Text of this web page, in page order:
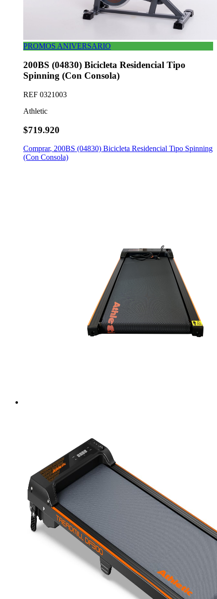
PROMOS ANIVERSARIO
200BS (04830) Bicicleta Residencial Tipo
Spinning (Con Consola)
REF 0321003
Athletic
$719.920
Comprar, 200BS (04830) Bicicleta Residencial Tipo Spinning
(Con Consola)